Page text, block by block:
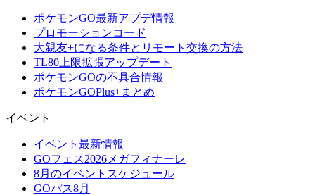
ポケモンGO最新アプデ情報
プロモーションコード
大親友+になる条件とリモート交換の方法
TL80上限拡張アップデート
ポケモンGOの不具合情報
ポケモンGOPlus+まとめ
イベント
イベント最新情報
GOフェス2026メガフィナーレ
8月のイベントスケジュール
GOパス8月